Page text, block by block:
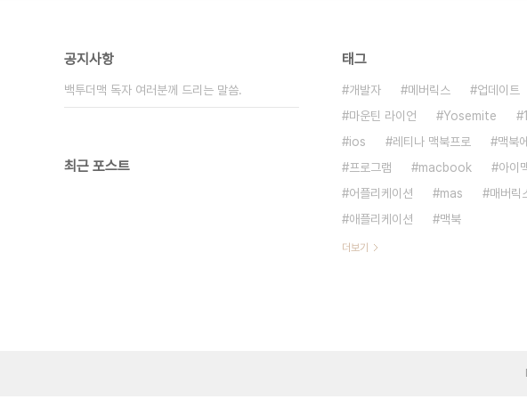
공지사항
백투더맥 독자 여러분께 드리는 말씀.
최근 포스트
태그
개발자 메버릭스 업데이트
마운틴 라이언
Yosemite
ios
레티나 맥북프로 맥북
프로그램
macbook 아이
어플리케이션
mas 매버릭
애플리케이션
맥북
더보기